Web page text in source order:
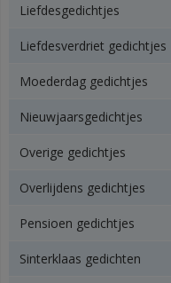
Liefdesgedichtjes
Liefdesverdriet gedichtjes
Moederdag gedichtjes
Nieuwjaarsgedichtjes
Overige gedichtjes
Overlijdens gedichtjes
Pensioen gedichtjes
Sinterklaas gedichten